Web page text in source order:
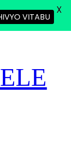
VITABU
X